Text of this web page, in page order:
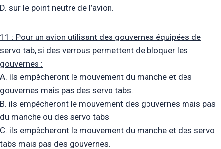
D. sur le point neutre de l’avion.
11 : Pour un avion utilisant des gouvernes équipées de
servo tab, si des verrous permettent de bloquer les
gouvernes :
A. ils empêcheront le mouvement du manche et des
gouvernes mais pas des servo tabs.
B. ils empêcheront le mouvement des gouvernes mais pas
du manche ou des servo tabs.
C. ils empêcheront le mouvement du manche et des servo
tabs mais pas des gouvernes.